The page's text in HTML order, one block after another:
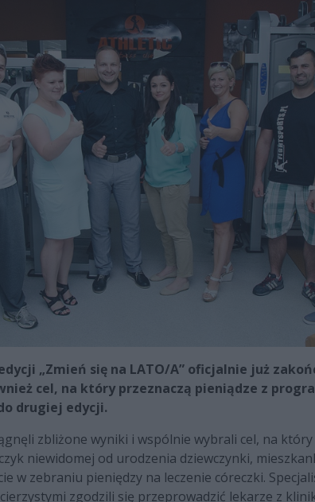
„Zmień się na LATO/A” oficjalnie już
cel, na który przeznaczą pieniądze z
drugiej edycji.
zbliżone wyniki i wspólnie wybrali cel, na
niewidomej od urodzenia dziewczynki,
w zebraniu pieniędzy na leczenie córeczki.
zgodzili się przeprowadzić lekarze z